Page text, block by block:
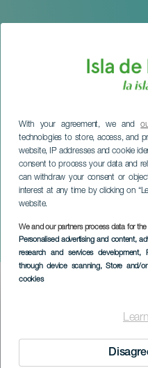
With your agreement, we and
technologies to store, access, and
website, IP addresses and cookie
consent to process your data and
can withdraw your consent or
interest at any time by clicking on
website.
We and our partners process data for
Personalised advertising and content,
research and services development,
through device scanning, Store and/
cookies
Paso
Imagen